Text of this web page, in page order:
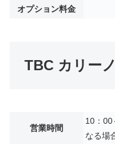
オプション料金
TBC カリー
営業時間
10：
なる場